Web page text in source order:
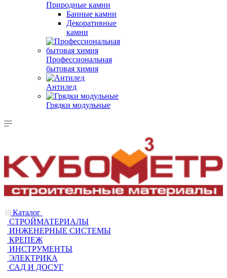
Природные камни
Банные камни
Декоративные
камни
Профессиональная
бытовая химия
Антилед
Грядки модульные
Каталог
СТРОЙМАТЕРИАЛЫ
ИНЖЕНЕРНЫЕ СИСТЕМЫ
КРЕПЕЖ
ИНСТРУМЕНТЫ
ЭЛЕКТРИКА
САД И ДОСУГ